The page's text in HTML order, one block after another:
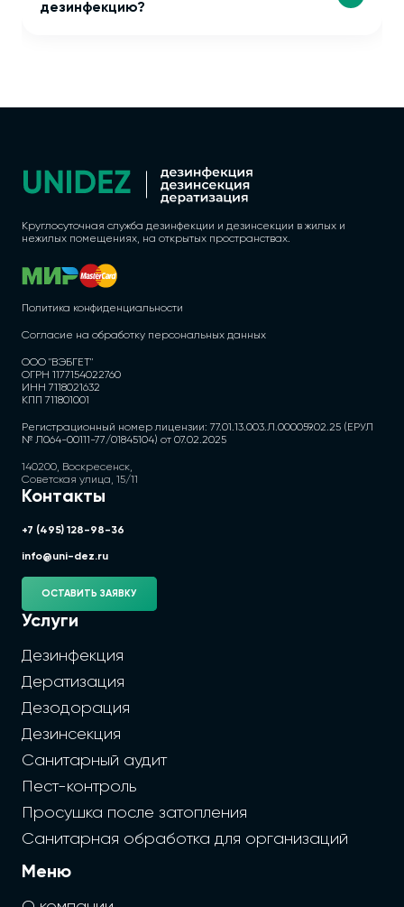
дезинфекцию?
Круглосуточная служба дезинфекции и дезинсекции в жилых и
нежилых помещениях, на открытых пространствах.
Политика конфиденциальности
Согласие на обработку персональных данных
ООО "ВЭБГЕТ"
ОГРН 1177154022760
ИНН 7118021632
КПП 711801001
Регистрационный номер лицензии: 77.01.13.003.Л.000059.02.25 (ЕРУЛ
№ Л064-00111-77/01845104) от 07.02.2025
140200, Воскресенск,
Советская улица, 15/11
Контакты
+7 (495) 128-98-36
info@uni-dez.ru
ОСТАВИТЬ ЗАЯВКУ
Услуги
Дезинфекция
Дератизация
Дезодорация
Дезинсекция
Санитарный аудит
Пест-контроль
Просушка после затопления
Санитарная обработка для организаций
Меню